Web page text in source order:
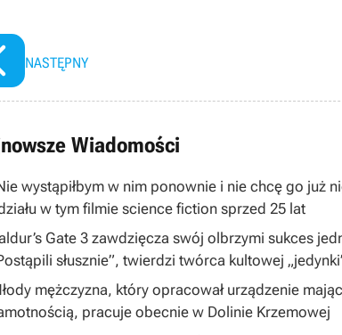
NASTĘPNY
Wiadomości
wystąpiłbym w nim ponownie i nie chcę go już
w tym filmie science fiction sprzed 25 lat
Gate 3 zawdzięcza swój olbrzymi sukces
słusznie”, twierdzi twórca kultowej
mężczyzna, który opracował urządzenie
pracuje obecnie w Dolinie Krzemowej